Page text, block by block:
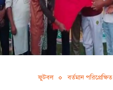
ফুটবল বর্তমান পরিপ্রেক্ষিত